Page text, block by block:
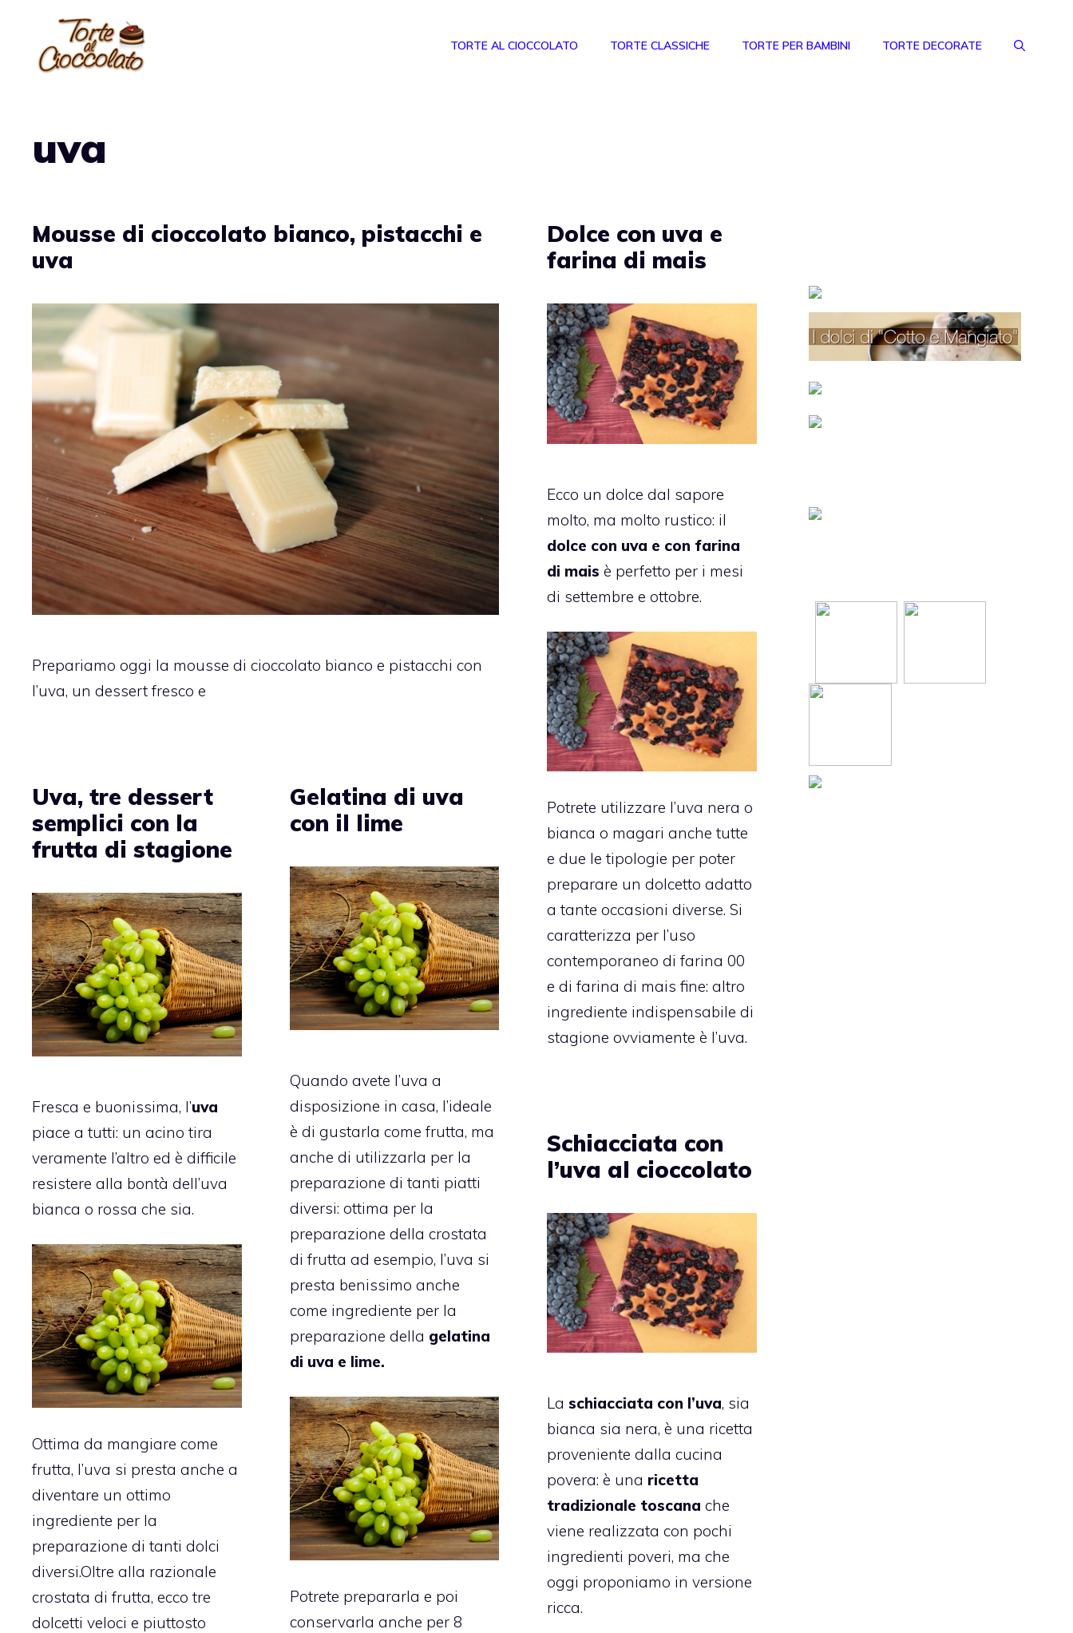
contenuto
TORTE AL CIOCCOLATO TORTE CLASSICHE TORTE PER BAMBINI TORTE DECORATE
uva
Mousse di cioccolato bianco, pistacchi e
uva
Prepariamo oggi la mousse di cioccolato bianco e pistacchi con
l’uva, un dessert fresco e
Dolce con uva e
farina di mais
Ecco un dolce dal sapore
molto, ma molto rustico: il
dolce con uva e con farina
di mais è perfetto per i mesi
di settembre e ottobre.
Potrete utilizzare l’uva nera o
bianca o magari anche tutte
e due le tipologie per poter
preparare un dolcetto adatto
a tante occasioni diverse. Si
caratterizza per l’uso
contemporaneo di farina 00
e di farina di mais fine: altro
ingrediente indispensabile di
stagione ovviamente è l’uva.
Uva, tre dessert
semplici con la
frutta di stagione
Fresca e buonissima, l’uva
piace a tutti: un acino tira
veramente l’altro ed è difficile
resistere alla bontà dell’uva
bianca o rossa che sia.
Ottima da mangiare come
frutta, l’uva si presta anche a
diventare un ottimo
ingrediente per la
preparazione di tanti dolci
diversi.Oltre alla razionale
crostata di frutta, ecco tre
dolcetti veloci e piuttosto
Gelatina di uva
con il lime
Quando avete l’uva a
disposizione in casa, l’ideale
è di gustarla come frutta, ma
anche di utilizzarla per la
preparazione di tanti piatti
diversi: ottima per la
preparazione della crostata
di frutta ad esempio, l’uva si
presta benissimo anche
come ingrediente per la
preparazione della gelatina
di uva e lime.
Potrete prepararla e poi
conservarla anche per 8
Schiacciata con
l’uva al cioccolato
La schiacciata con l’uva, sia
bianca sia nera, è una ricetta
proveniente dalla cucina
povera: è una ricetta
tradizionale toscana che
viene realizzata con pochi
ingredienti poveri, ma che
oggi proponiamo in versione
ricca.